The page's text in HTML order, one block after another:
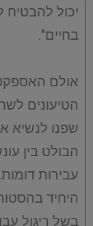
יכול להבטיח
בחיים".
אולם
הטיעונים
שפנו לנשיא
הבולט בין
עבירות
בשל ריגול